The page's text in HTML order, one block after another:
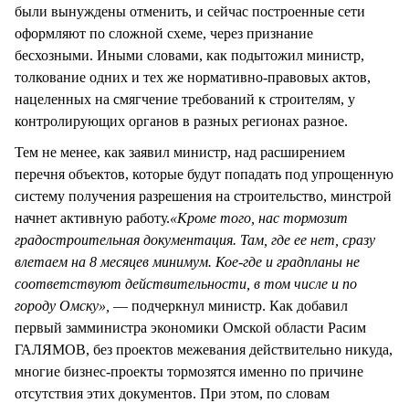
были вынуждены отменить, и сейчас построенные сети
оформляют по сложной схеме, через признание
бесхозными. Иными словами, как подытожил министр,
толкование одних и тех же нормативно-правовых актов,
нацеленных на смягчение требований к строителям, у
контролирующих органов в разных регионах разное.
Тем не менее, как заявил министр, над расширением
перечня объектов, которые будут попадать под упрощенную
систему получения разрешения на строительство, минстрой
начнет активную работу.«Кроме того, нас тормозит
градостроительная документация. Там, где ее нет, сразу
влетаем на 8 месяцев минимум. Кое-где и градпланы не
соответствуют действительности, в том числе и по
городу Омску», — подчеркнул министр. Как добавил
первый замминистра экономики Омской области Расим
ГАЛЯМОВ, без проектов межевания действительно никуда,
многие бизнес-проекты тормозятся именно по причине
отсутствия этих документов. При этом, по словам